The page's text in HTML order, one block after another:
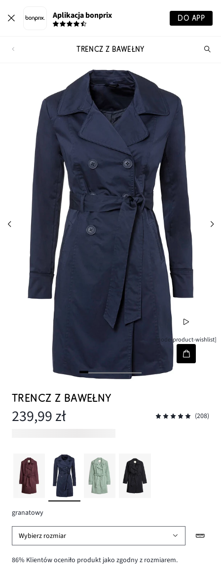
Aplikacja bonprix DO APP
TRENCZ Z BAWEŁNY
[node-product-wishlist]
TRENCZ Z BAWEŁNY
239,99 zł (208)
granatowy
Wybierz rozmiar
86% Klientów oceniło produkt jako zgodny z rozmiarem.